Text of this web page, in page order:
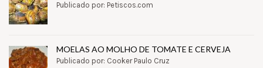
Publicado por: Petiscos.com
MOELAS AO MOLHO DE TOMATE E CERVEJA
Publicado por: Cooker Paulo Cruz